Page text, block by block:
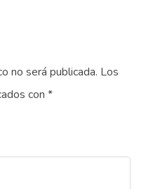
no será publicada. Los
con*